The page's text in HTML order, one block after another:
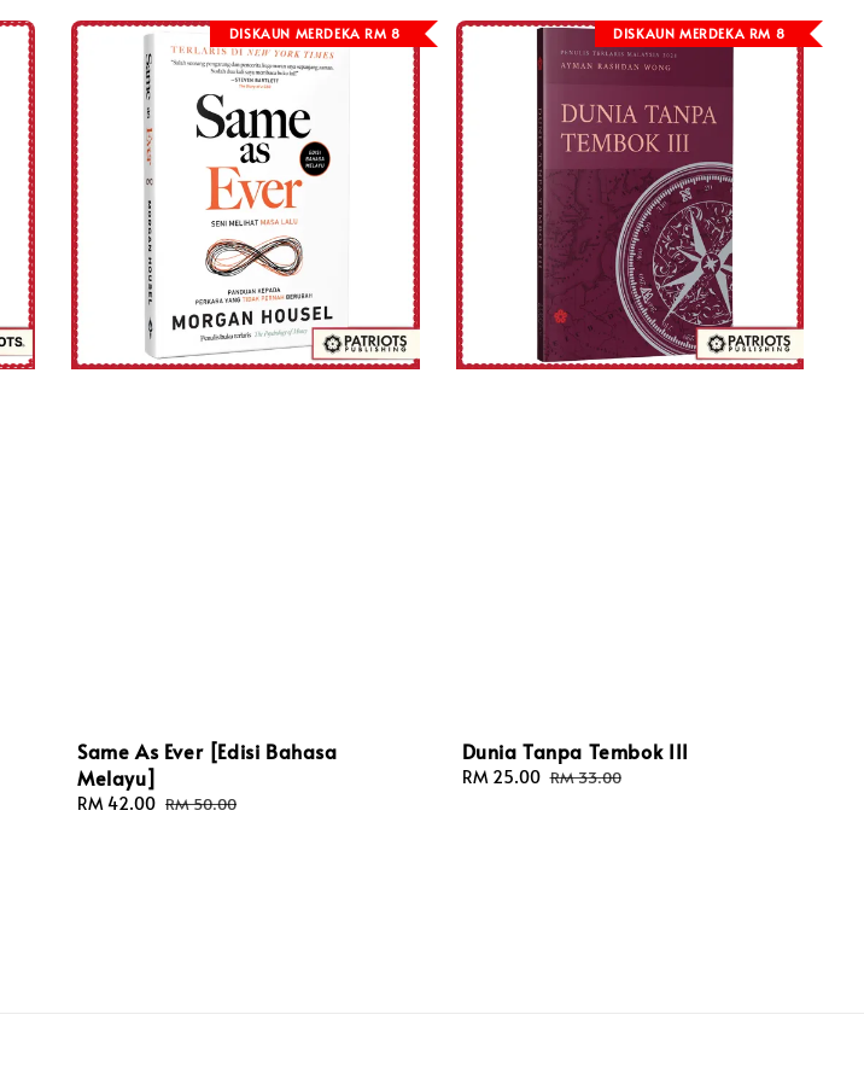
DISKAUN MERDEKA RM 8
Same As Ever [Edisi Bahasa
Melayu]
Sale
RM 42.00 Regular
RM 50.00
DISKAUN MERDEKA RM 8
Dunia Tanpa Tembok III
Sale
RM 25.00 Regular
RM 33.00